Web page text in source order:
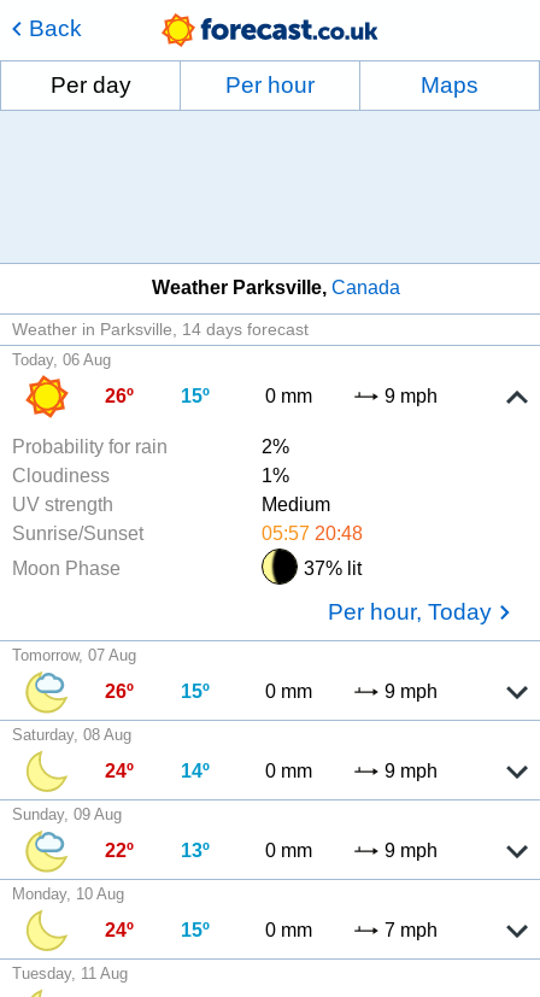
Back
Per day Per hour Maps
Weather Parksville Canada
Weather in Parksville 14 days forecast
Today, 06 Aug
26º 15º 0 mm 9 mph
Probability for rain
2%
Cloudiness
1%
UV strength
Medium
Sunrise/Sunset
05:57 20:48
Moon Phase
37% lit
Per hour, Today
Tomorrow, 07 Aug
26º 15º 0 mm 9 mph
Saturday, 08 Aug
24º 14º 0 mm 9 mph
Sunday, 09 Aug
22º 13º 0 mm 9 mph
Monday, 10 Aug
24º 15º 0 mm 7 mph
Tuesday, 11 Aug